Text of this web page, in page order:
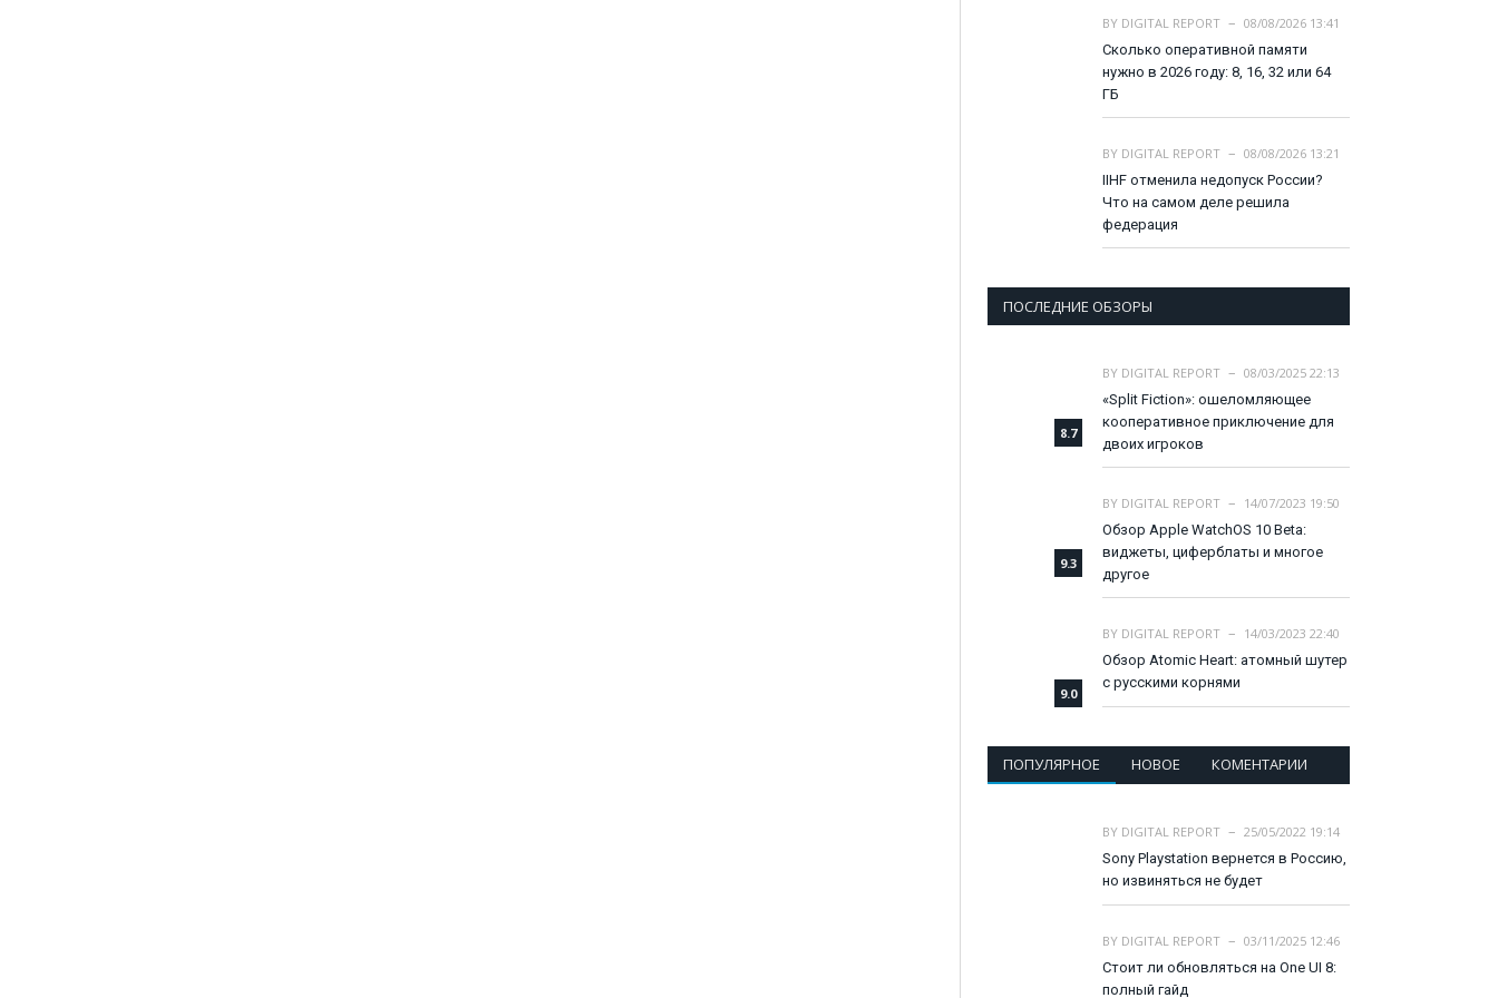
BY DIGITAL REPORT
08/08/2026 13:41
Сколько оперативной памяти
нужно в 2026 году: 8, 16, 32 или 64
ГБ
BY DIGITAL REPORT
08/08/2026 13:21
IIHF отменила недопуск России?
Что на самом деле решила
федерация
ПОСЛЕДНИЕ ОБЗОРЫ
8.7
BY DIGITAL REPORT
08/03/2025 22:13
«Split Fiction»: ошеломляющее
кооперативное приключение для
двоих игроков
9.3
BY DIGITAL REPORT
14/07/2023 19:50
Обзор Apple WatchOS 10 Beta:
виджеты, циферблаты и многое
другое
9.0
BY DIGITAL REPORT
14/03/2023 22:40
Обзор Atomic Heart: атомный шутер
с русскими корнями
ПОПУЛЯРНОЕ НОВОЕ КОМЕНТАРИИ
BY DIGITAL REPORT
25/05/2022 19:14
Sony Playstation вернется в Россию,
но извиняться не будет
BY DIGITAL REPORT
03/11/2025 12:46
Стоит ли обновляться на One UI 8:
полный гайд